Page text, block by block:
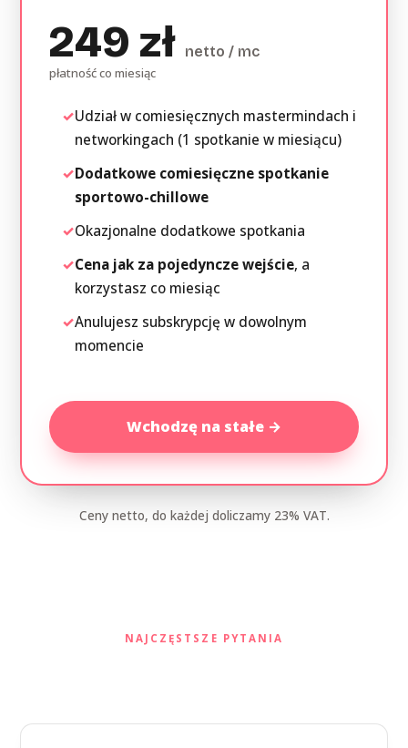
249 zł netto / mc
płatność co miesiąc
✓Udział w comiesięcznych mastermindach i
networkingach (1 spotkanie w miesiącu)
✓Dodatkowe comiesięczne spotkanie
sportowo-chillowe
✓Okazjonalne dodatkowe spotkania
✓Cena jak za pojedyncze wejście, a
korzystasz co miesiąc
✓Anulujesz subskrypcję w dowolnym
momencie
Wchodzę na stałe →
Ceny netto, do każdej doliczamy 23% VAT.
NAJCZĘSTSZE PYTANIA